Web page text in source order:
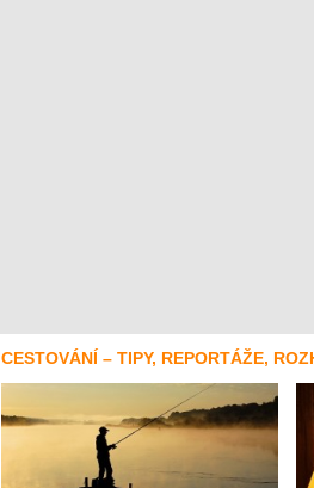
CESTOVÁNÍ – TIPY, REPORTÁŽE,